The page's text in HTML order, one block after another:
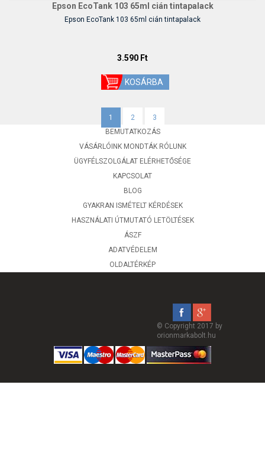
Epson EcoTank 103 65ml cián tintapalack
Epson EcoTank 103 65ml cián tintapalack
3.590 Ft
1 2
3
BEMUTATKOZÁS
VÁSÁRLÓINK MONDTÁK RÓLUNK
ÜGYFÉLSZOLGÁLAT ELÉRHETŐSÉGE
KAPCSOLAT
BLOG
GYAKRAN ISMÉTELT KÉRDÉSEK
HASZNÁLATI ÚTMUTATÓ LETÖLTÉSEK
ÁSZF
ADATVÉDELEM
OLDALTÉRKÉP
© Copyright 2017 by
orionmarkabolt.hu